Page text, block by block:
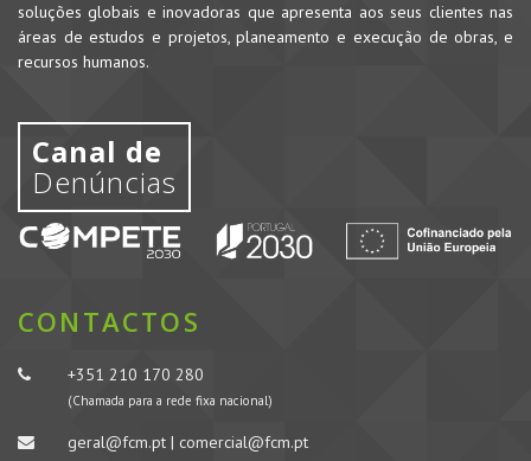
soluções globais e inovadoras que apresenta aos seus clientes nas
áreas de estudos e projetos, planeamento e execução de obras, e
recursos humanos.
Canal de
Denúncias
CONTACTOS
+351 210 170 280
(Chamada para a rede fixa nacional)
geral@fcm.pt | comercial@fcm.pt